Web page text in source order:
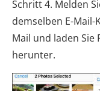
Schritt 4. Melden
demselben E-Mail-
Mail und laden Sie
herunter.